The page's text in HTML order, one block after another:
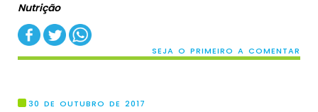
Nutrição
SEJA O PRIMEIRO A COMENTAR
30 DE OUTUBRO DE 2017